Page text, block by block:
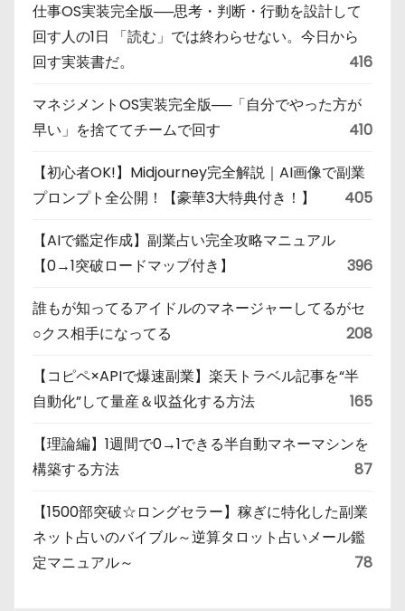
仕事OS実装完全版──思考・判断・行動を設計して
回す人の1日 「読む」では終わらせない。今日から
回す実装書だ。
416
マネジメントOS実装完全版──「自分でやった方が
早い」を捨ててチームで回す
410
【初心者OK!】Midjourney完全解説｜AI画像で副業
プロンプト全公開！【豪華3大特典付き！】
405
【AIで鑑定作成】副業占い完全攻略マニュアル
【0→1突破ロードマップ付き】
396
誰もが知ってるアイドルのマネージャーしてるがセ
○クス相手になってる
208
【コピペ×APIで爆速副業】楽天トラベル記事を“半
自動化”して量産＆収益化する方法
165
【理論編】1週間で0→1できる半自動マネーマシンを
構築する方法
87
【1500部突破☆ロングセラー】稼ぎに特化した副業
ネット占いのバイブル～逆算タロット占いメール鑑
定マニュアル～
78